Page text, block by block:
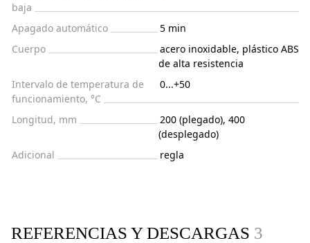
baja
Apagado automático
5 min
Cuerpo
acero inoxidable, plástico ABS
de alta resistencia
Intervalo de temperatura de
funcionamiento, °C
0...+50
Longitud, mm
200 (plegado), 400
(desplegado)
Adicional
regla
REFERENCIAS Y DESCARGAS 3